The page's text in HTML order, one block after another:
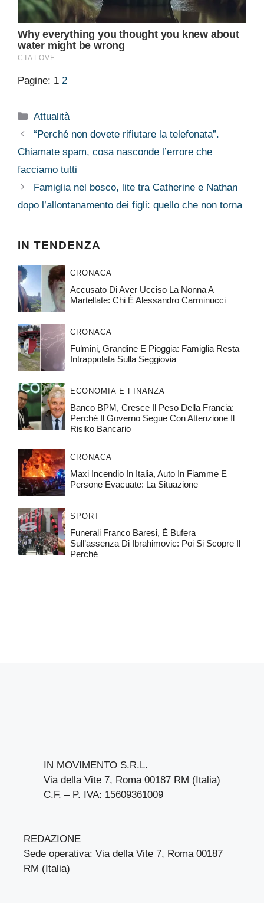
Pagine: 1 2
Categorie
Attualità
“Perché non dovete rifiutare la telefonata”.
Chiamate spam, cosa nasconde l’errore che
facciamo tutti
Famiglia nel bosco, lite tra Catherine e Nathan
dopo l’allontanamento dei figli: quello che non torna
IN TENDENZA
CRONACA
Accusato Di Aver Ucciso La Nonna A
Martellate: Chi È Alessandro Carminucci
CRONACA
Fulmini, Grandine E Pioggia: Famiglia Resta
Intrappolata Sulla Seggiovia
ECONOMIA E FINANZA
Banco BPM, Cresce Il Peso Della Francia:
Perché Il Governo Segue Con Attenzione Il
Risiko Bancario
CRONACA
Maxi Incendio In Italia, Auto In Fiamme E
Persone Evacuate: La Situazione
SPORT
Funerali Franco Baresi, È Bufera
Sull’assenza Di Ibrahimovic: Poi Si Scopre Il
Perché
IN MOVIMENTO S.R.L.
Via della Vite 7, Roma 00187 RM (Italia)
C.F. – P. IVA: 15609361009
REDAZIONE
Sede operativa: Via della Vite 7, Roma 00187
RM (Italia)